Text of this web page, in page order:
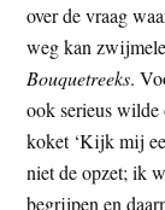
over de vraag
weg kan
Bouquetreeks.
ook serieus
koket ‘Kijk mij
niet de opzet; ik
begrijpen en